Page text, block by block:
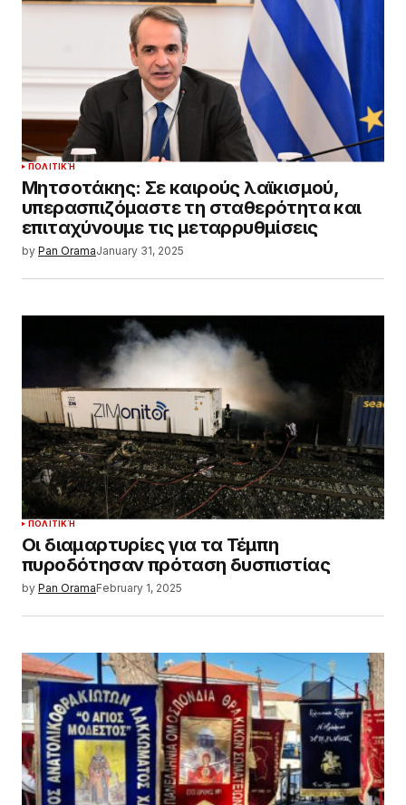
ΠΟΛΙΤΙΚΉ
Μητσοτάκης: Σε καιρούς λαϊκισμού,
υπερασπιζόμαστε τη σταθερότητα και
επιταχύνουμε τις μεταρρυθμίσεις
by Pan OramaJanuary 31, 2025
ΠΟΛΙΤΙΚΉ
Οι διαμαρτυρίες για τα Τέμπη
πυροδότησαν πρόταση δυσπιστίας
by Pan OramaFebruary 1, 2025